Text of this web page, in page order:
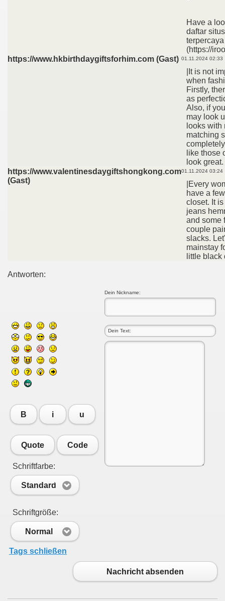
Have a
daftar
terpercaya
(https://
https://www.hkbirthdaygiftsforhim.com (Gast) 01.11.2024 02:33
|It is not
when
Firstly,
as
Also, if
may look
looks with
matching
like those
look great.
https://www.valentinesdaygiftshongkong.com
(Gast)
01.11.2024 03:24
|Every
have a
closet. It
jeans
and some
couple
slacks.
mainstay
little black
Antworten:
Dein Nickname:
B i u
Quote Code
Schriftfarbe:
Standard
Schriftgröße:
Normal
Tags schließen
Nachricht absenden